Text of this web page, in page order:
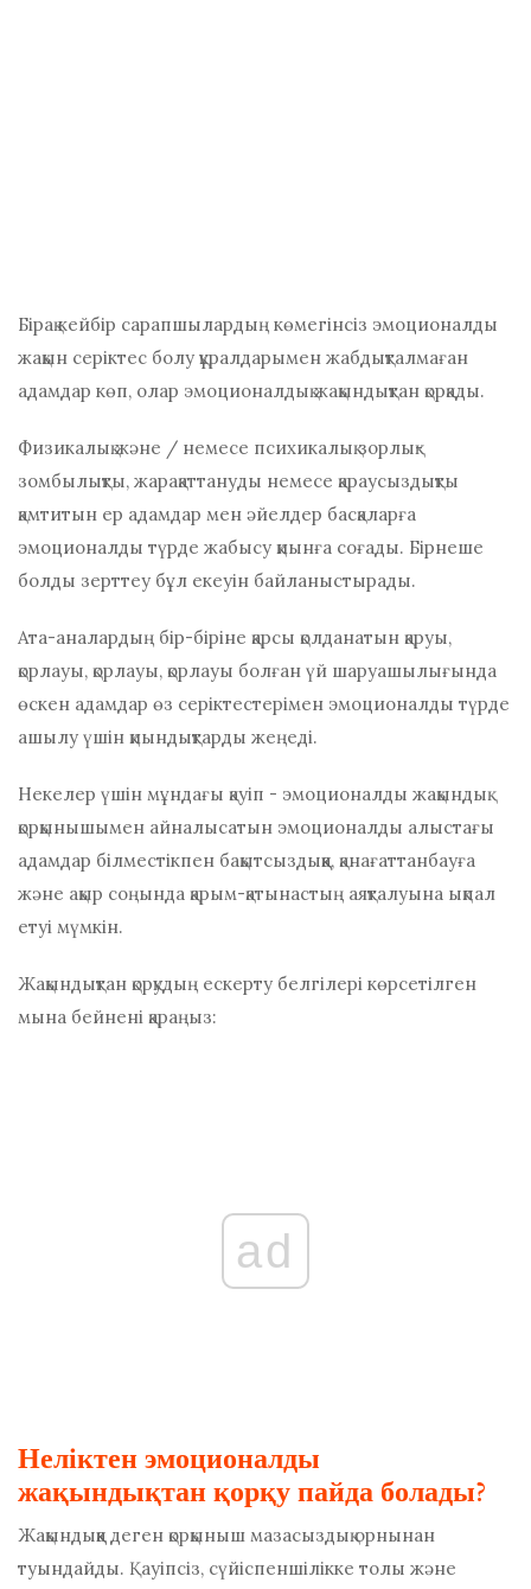
Бірақ кейбір сарапшылардың көмегінсіз эмоционалды
жақын серіктес болу құралдарымен жабдықталмаған
адамдар көп, олар эмоционалдық жақындықтан қорқады.
Физикалық және / немесе психикалық зорлық-
зомбылықты, жарақаттануды немесе қараусыздықты
қамтитын ер адамдар мен әйелдер басқаларға
эмоционалды түрде жабысу қиынға соғады. Бірнеше
болды зерттеу бұл екеуін байланыстырады.
Ата-аналардың бір-біріне қарсы қолданатын қаруы,
қорлауы, қорлауы, қорлауы болған үй шаруашылығында
өскен адамдар өз серіктестерімен эмоционалды түрде
ашылу үшін қиындықтарды жеңеді.
Некелер үшін мұндағы қауіп - эмоционалды жақындық
қорқынышымен айналысатын эмоционалды алыстағы
адамдар білместікпен бақытсыздыққа, қанағаттанбауға
және ақыр соңында қарым-қатынастың аяқталуына ықпал
етуі мүмкін.
Жақындықтан қорқудың ескерту белгілері көрсетілген
мына бейнені қараңыз:
ad
Неліктен эмоционалды
жақындықтан қорқу пайда болады?
Жақындыққа деген қорқыныш мазасыздық орнынан
туындайды. Қауіпсіз, сүйіспеншілікке толы және